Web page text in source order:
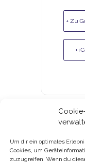
Um dir ein optimales
Cookies, um
zuzugreifen. Wenn du
+ Zu
+